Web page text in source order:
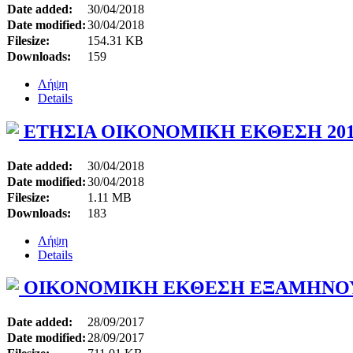
Date added:
30/04/2018
Date modified:30/04/2018
Filesize:
154.31 KB
Downloads:
159
Λήψη
Details
ΕΤΗΣΙΑ ΟΙΚΟΝΟΜΙΚΗ ΕΚΘΕΣΗ
Date added:
30/04/2018
Date modified:30/04/2018
Filesize:
1.11 MB
Downloads:
183
Λήψη
Details
ΟΙΚΟΝΟΜΙΚΗ ΕΚΘΕΣΗ ΕΞΑΜΗΝΟΥ
Date added:
28/09/2017
Date modified: 28/09/2017